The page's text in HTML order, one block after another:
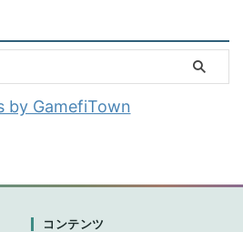
by GamefiTown
コンテンツ